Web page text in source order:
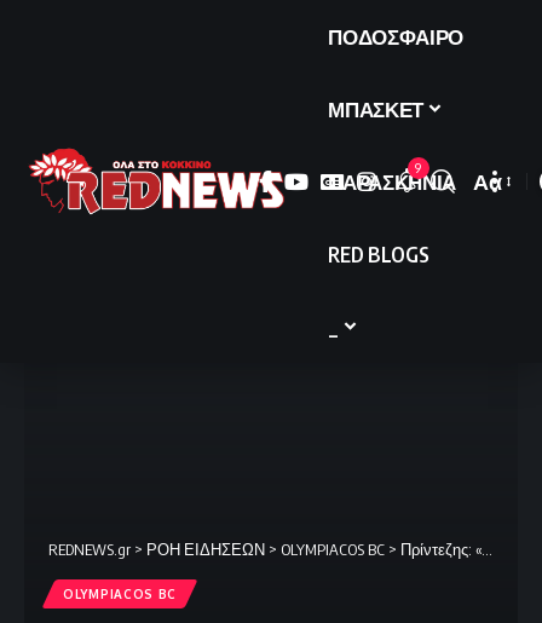
ΠΟΔΟΣΦΑΙΡΟ
ΜΠΑΣΚΕΤ
ΠΑΡΑΣΚΗΝΙΑ
RED BLOGS
9
Font
Αα
REDNEWS.gr > ΡΟΗ ΕΙΔΗΣΕΩΝ > OLYMPIACOS BC > Πρίντεζης: «Καλύτερα από ότι περίμεναν και οι πιο αισιόδοξοι»
OLYMPIACOS BC